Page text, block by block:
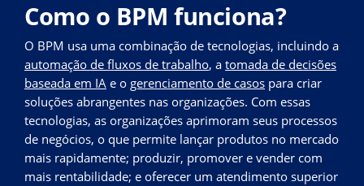
Como o BPM funciona?
O BPM usa uma combinação de tecnologias, incluindo a
automação de fluxos de trabalho, a tomada de decisões
baseada em IA e o gerenciamento de casos para criar
soluções abrangentes nas organizações. Com essas
tecnologias, as organizações aprimoram seus processos
de negócios, o que permite lançar produtos no mercado
mais rapidamente; produzir, promover e vender com
mais rentabilidade; e oferecer um atendimento superior